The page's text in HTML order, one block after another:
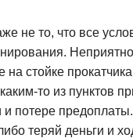
не то, что все
на стойке
то из пунктов
и потере
теряй деньги и